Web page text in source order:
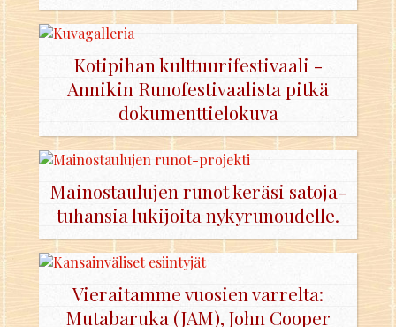
Kotipihan kulttuurifestivaali -
Annikin Runofestivaalista pitkä
dokumenttielokuva
Mai­nos­tau­lu­jen runot ke­rä­si sa­to­ja­
tu­han­sia lu­ki­joi­ta ny­ky­ru­nou­del­le.
Vieraitamme vuosien varrelta:
Mutabaruka (JAM), John Cooper